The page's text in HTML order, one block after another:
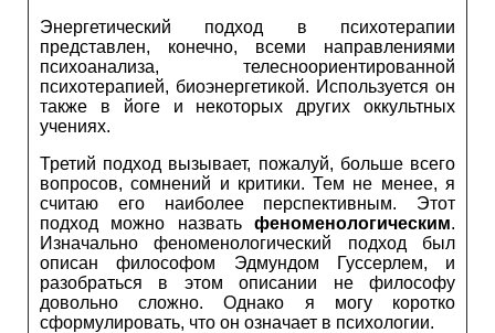
Энергетический подход в психотерапии
представлен, конечно, всеми направлениями
психоанализа, телесноориентированной
психотерапией, биоэнергетикой. Используется он
также в йоге и некоторых других оккультных
учениях.
Третий подход вызывает, пожалуй, больше всего
вопросов, сомнений и критики. Тем не менее, я
считаю его наиболее перспективным. Этот
подход можно назвать феноменологическим.
Изначально феноменологический подход был
описан философом Эдмундом Гуссерлем, и
разобраться в этом описании не философу
довольно сложно. Однако я могу коротко
сформулировать, что он означает в психологии.